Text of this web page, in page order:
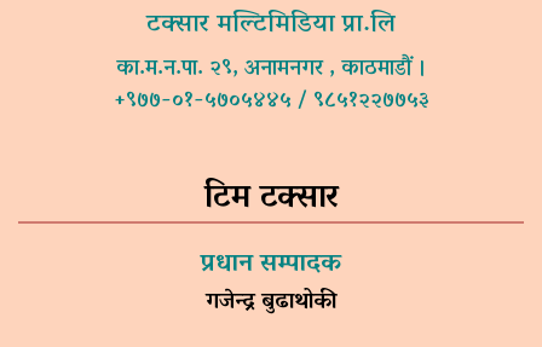
टक्सार मल्टिमिडिया प्रा.लि
का.म.न.पा. २९, अनामनगर , काठमाडौं ।
+९७७-०१-५७०५४४५ / ९८५१२२७७५३
टिम टक्सार
प्रधान सम्पादक
गजेन्द्र बुढाथोकी